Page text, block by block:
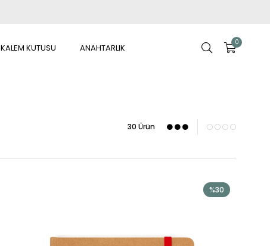
0
KALEM KUTUSU ANAHTARLIK
30 Ürün
%30